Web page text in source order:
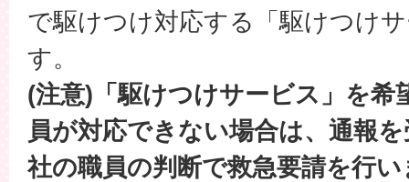
で駆けつけ対応する「駆けつけ
す。
(注意)「駆けつけサービス」を希
員が対応できない場合は、通報
社の職員の判断で救急要請を行